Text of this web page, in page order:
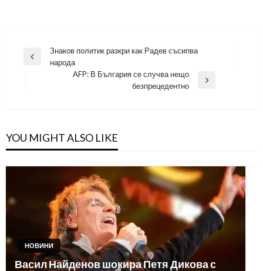
Навигация
Previous
Знаков политик разкри как Радев съсипва
народа
AFP: В България се случва нещо
безпрецедентно
YOU MIGHT ALSO LIKE
НОВИНИ
Васил Найденов шокира Петя Дикова с